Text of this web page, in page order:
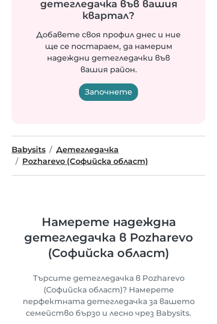
детегледачка във вашия
квартал?
Добавете своя профил днес и ние
ще се постараем, да намерим
надеждни детегледачки във
вашия район.
Започнете
Babysits
Детегледачка
Pozharevo (Софийска област)
Намерете надеждна
детегледачка в Pozharevo
(Софийска област)
Търсите детегледачка в Pozharevo
(Софийска област)? Намерете
перфектната детегледачка за вашето
семейство бързо и лесно чрез Babysits.